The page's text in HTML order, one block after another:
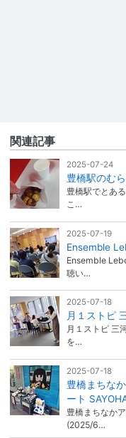
関連記事
2025-07-24
豊橋駅のむ
豊橋駅でとあ
こ…
2025-07-19
Ensemble
Ensemble
聴い…
2025-07-18
月１ストピ
月１ストピ 三
を…
2025-07-18
豊橋まちな
ート
豊橋まちなか
(2025/6…